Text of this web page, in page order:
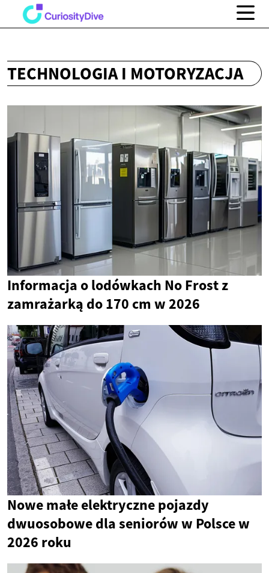
TECHNOLOGIA I MOTORYZACJA
Informacja o lodówkach No Frost z
zamrażarką do 170 cm w 2026
Nowe małe elektryczne pojazdy
dwuosobowe dla seniorów w Polsce w
2026 roku